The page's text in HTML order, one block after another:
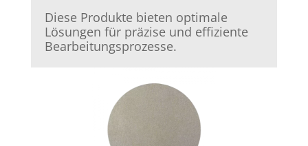
Diese Produkte bieten optimale
Lösungen für präzise und effiziente
Bearbeitungsprozesse.